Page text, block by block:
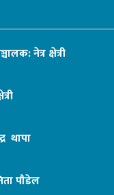
नेत्र क्षेत्री
थापा
पौडेल